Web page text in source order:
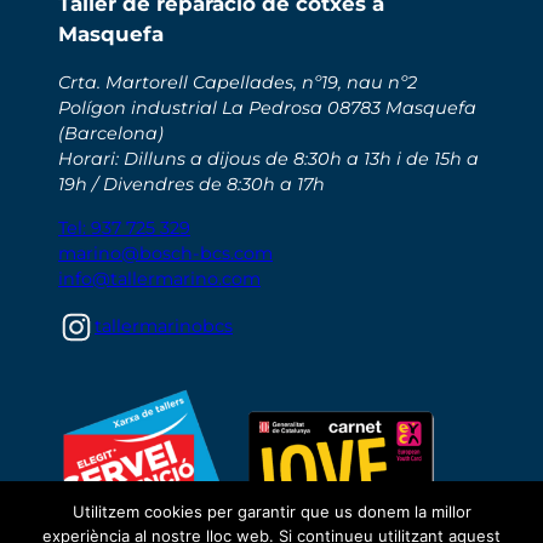
e
:
Masquefa
Crta. Martorell Capellades, nº19, nau nº2
Polígon industrial La Pedrosa 08783 Masquefa
(Barcelona)
Horari: Dilluns a dijous de 8:30h a 13h i de 15h a
19h / Divendres de 8:30h a 17h
Tel: 937 725 329
marino@bosch-bcs.com
info@tallermarino.com
Instagram tallermarinobcs
Utilitzem cookies per garantir que us donem la millor
experiència al nostre lloc web. Si continueu utilitzant aquest